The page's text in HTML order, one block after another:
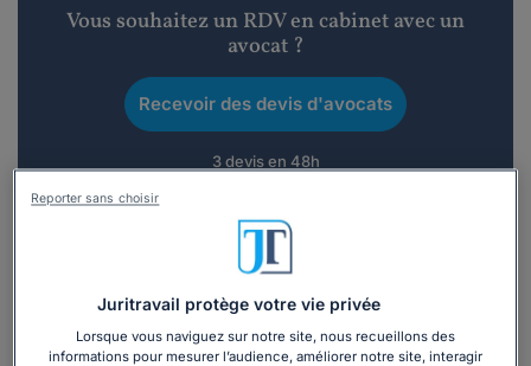
Vous souhaitez un RDV en cabinet avec un
avocat ?
Recevoir des devis d'avocats
3 devis en 48h
Vous souhaitez une consultation par
téléphone ?
Juritravail protège votre vie privée
Lorsque vous naviguez sur notre site, nous recueillons des
informations pour mesurer l’audience, améliorer notre site, interagir
Reporter sans choisir